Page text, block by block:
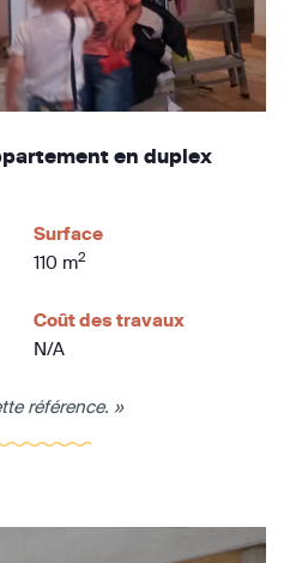
en duplex
Surface
110 m2
Coût des travaux
N/A
référence. »